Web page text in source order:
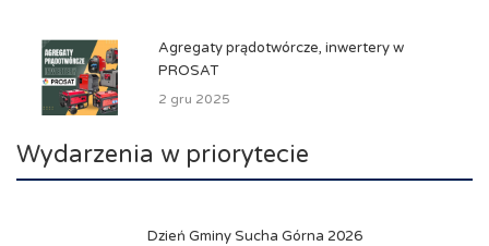
Agregaty prądotwórcze, inwertery w
PROSAT
2 gru 2025
Wydarzenia w priorytecie
Dzień Gminy Sucha Górna 2026